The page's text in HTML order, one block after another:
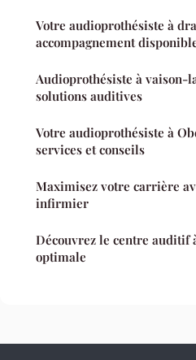
Votre audioprothésiste à
accompagnement
Audioprothésiste à vaison-
solutions auditives
Votre audioprothésiste à
services et conseils
Maximisez votre carrière
infirmier
Découvrez le centre auditif
optimale